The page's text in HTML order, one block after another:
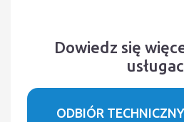
Dowiedz się
ODBIÓR